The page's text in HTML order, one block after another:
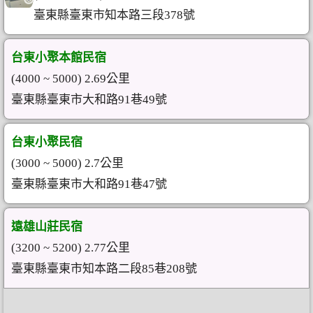
臺東縣臺東市知本路三段378號
台東小聚本館民宿
(4000 ~ 5000) 2.69公里
臺東縣臺東市大和路91巷49號
台東小聚民宿
(3000 ~ 5000) 2.7公里
臺東縣臺東市大和路91巷47號
遠雄山莊民宿
(3200 ~ 5200) 2.77公里
臺東縣臺東市知本路二段85巷208號